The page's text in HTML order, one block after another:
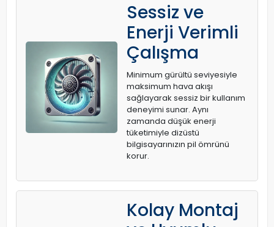
Sessiz ve
Enerji Verimli
Çalışma
Minimum gürültü seviyesiyle
maksimum hava akışı
sağlayarak sessiz bir kullanım
deneyimi sunar. Aynı
zamanda düşük enerji
tüketimiyle dizüstü
bilgisayarınızın pil ömrünü
korur.
Kolay Montaj